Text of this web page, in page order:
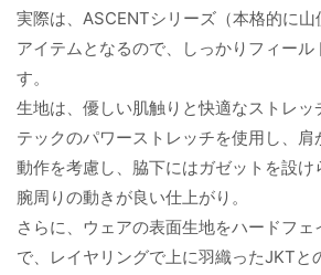
実際は、ASCENTシリーズ（本格的に
アイテムとなるので、しっかりフィール
す。
生地は、優しい肌触りと快適なストレッ
テックのパワーストレッチを使用し、肩
動作を考慮し、脇下にはガゼットを設け
腕周りの動きが良い仕上がり。
さらに、ウェアの表面生地をハードフェ
で、レイヤリングで上に羽織ったJKTと